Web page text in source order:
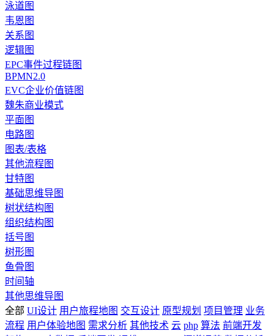
泳道图
韦恩图
关系图
逻辑图
EPC事件过程链图
BPMN2.0
EVC企业价值链图
魏朱商业模式
平面图
电路图
图表/表格
其他流程图
甘特图
基础思维导图
树状结构图
组织结构图
括号图
树形图
鱼骨图
时间轴
其他思维导图
全部 UI设计 用户旅程地图 交互设计 原型规划 项目管理 业务
流程 用户体验地图 需求分析 其他技术 云 php 算法 前端开发